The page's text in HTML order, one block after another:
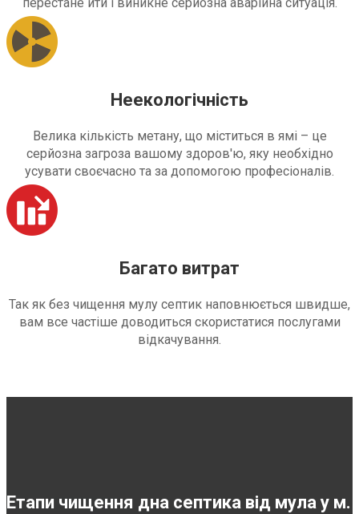
Неекологічність
Велика кількість метану, що міститься в ямі – це
серйозна загроза вашому здоров'ю, яку необхідно
усувати своєчасно та за допомогою професіоналів.
Багато витрат
Так як без чищення мулу септик наповнюється швидше,
вам все частіше доводиться скористатися послугами
відкачування.
Етапи чищення дна септика від мула у м.